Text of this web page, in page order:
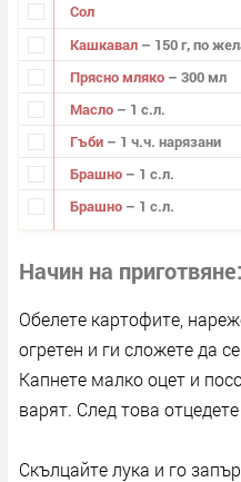
Сол
Кашкавал – 150 г, по
Прясно мляко – 300 мл
Масло – 1 с.л.
Гъби – 1 ч.ч. нарязани
Брашно – 1 с.л.
Брашно – 1 с.л.
Начин на приготвяне
Обелете картофите,
огретен и ги сложете да
Капнете малко оцет и
варят. След това
Скълцайте лука и го